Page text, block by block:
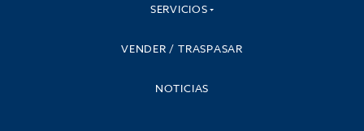
SERVICIOS
VENDER / TRASPASAR
NOTICIAS